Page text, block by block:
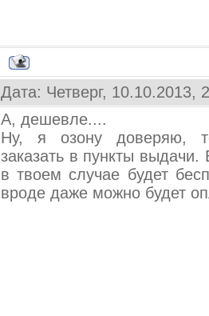
Дата: Четверг,
А, дешевле....
Ну, я озону доверяю,
заказать в пункты выдачи.
в твоем случае будет
вроде даже можно будет